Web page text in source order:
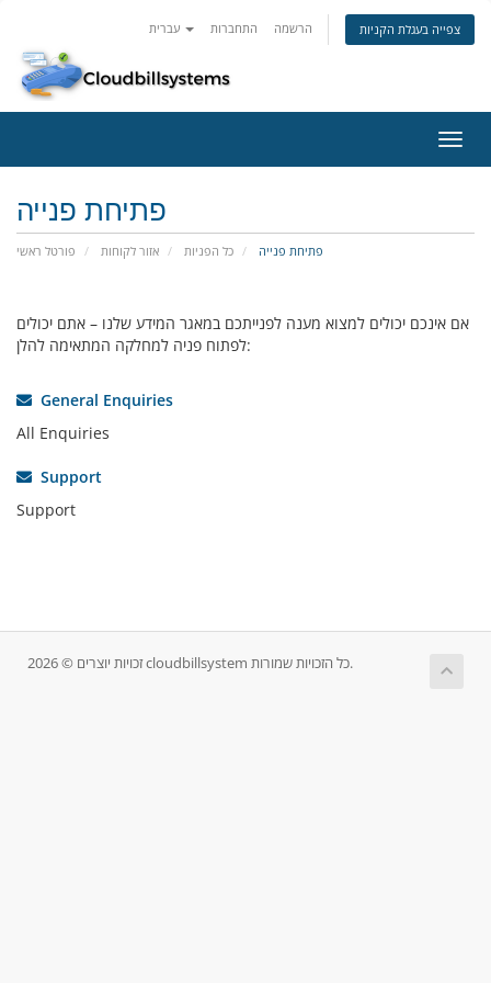
התחברות הרשמה צפייה בעגלת הקניות
ניווט
פתיחת פנייה
פורטל ראשי אזור לקוחות כל הפניות פתיחת פנייה
אם אינכם יכולים למצוא מענה לפנייתכם במאגר המידע שלנו – אתם יכולים
לפתוח פניה למחלקה המתאימה להלן:
General Enquiries
All Enquiries
Support
Support
זכויות יוצרים © 2026 cloudbillsystem כל הזכויות שמורות.